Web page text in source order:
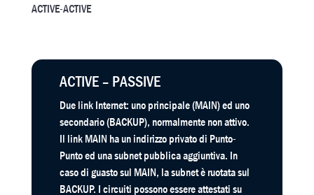
ACTIVE-ACTIVE
ACTIVE – PASSIVE
Due link Internet: uno principale (MAIN) ed uno
secondario (BACKUP), normalmente non attivo.
Il link MAIN ha un indirizzo privato di Punto-
Punto ed una subnet pubblica aggiuntiva. In
caso di guasto sul MAIN, la subnet è ruotata sul
BACKUP. I circuiti possono essere attestati su